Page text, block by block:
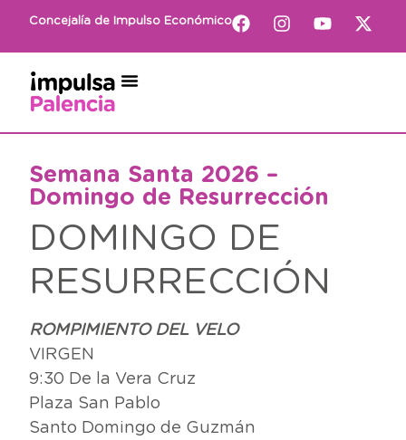
Concejalía de Impulso Económico
Semana Santa 2026 –
Domingo de Resurrección
DOMINGO DE
RESURRECCIÓN
ROMPIMIENTO DEL VELO
VIRGEN
9:30 De la Vera Cruz
Plaza San Pablo
Santo Domingo de Guzmán